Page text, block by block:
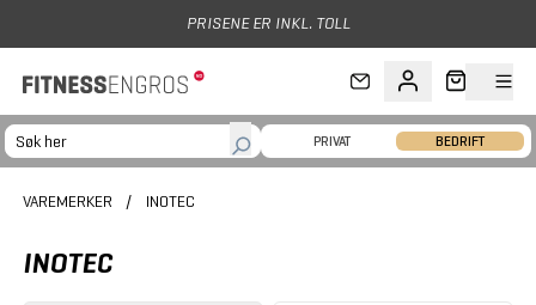
PRIVAT BEDRIFT
VAREMERKER / INOTEC
INOTEC